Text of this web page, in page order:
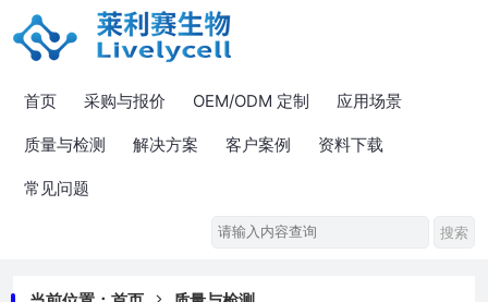
首页 采购与报价 OEM/ODM 定制 应用场景
质量与检测 解决方案 客户案例 资料下载
常见问题